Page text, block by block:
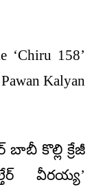
‘Chiru 158’
Kalyan
బాబీ కొల్లి క్రేజీ
వీరయ్య’